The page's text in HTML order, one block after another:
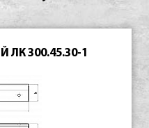
300.45.30-1